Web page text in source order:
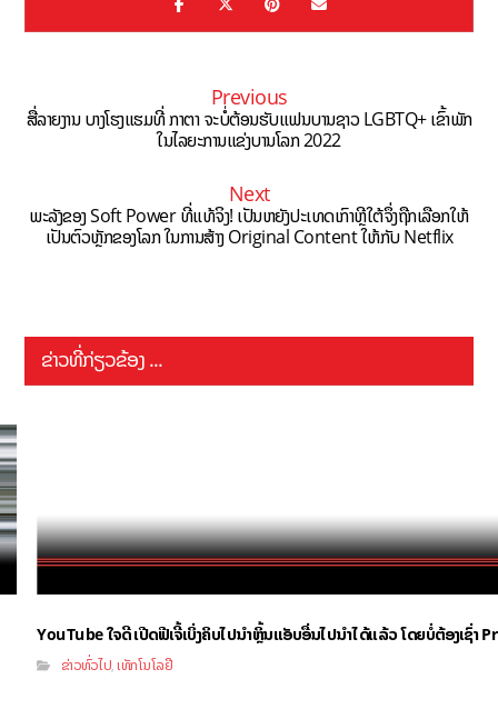
Previous
ສື່ລາຍງານ ບາງໂຮງແຮມທີ່ ກາຕາ ຈະບໍ່ຕ້ອນຮັບແຟນບານຊາວ LGBTQ+ ເຂົ້າພັກ
ໃນໄລຍະການແຂ່ງບານໂລກ 2022
Next
ພະລັງຂອງ Soft Power ທີ່ແທ້ຈິງ! ເປັນຫຍັງປະເທດເກົາຫຼີໃຕ້ຈຶ່ງຖືກເລືອກໃຫ້
ເປັນຕົວຫຼັກຂອງໂລກ ໃນການສ້າງ Original Content ໃຫ້ກັບ Netflix
ຂ່າວທີ່ກ່ຽວຂ້ອງ ...
YouTube ໃຈດີ ເປີດຟີເຈີ້ເບິ່ງຄິບໄປນຳຫຼິ້ນແອັບອື່ນໄປນຳໄດ້ແລ້ວ ໂດຍບໍ່ຕ້ອງເຊົ່າ
ຂ່າວທົ່ວໄປ,ເທັກໂນໂລຢີ